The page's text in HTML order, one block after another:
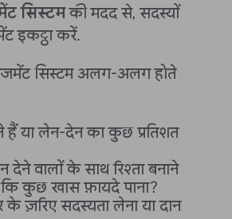
सिस्टमकी मदद से, सदस्यों
इकट्ठा करें.
सिस्टम अलग-अलग होते
या लेन-देन का कुछ प्रतिशत
देने वालों के साथ रिश्ता बनाने
कुछ खास फ़ायदे पाना?
ज़रिए सदस्यता लेना या दान